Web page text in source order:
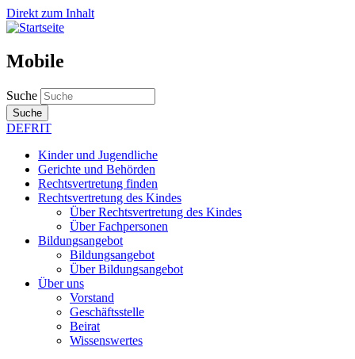
Direkt zum Inhalt
Mobile
Suche
Suche
DEFRIT
Kinder und Jugendliche
Gerichte und Behörden
Rechtsvertretung finden
Rechtsvertretung des Kindes
Über Rechtsvertretung des Kindes
Über Fachpersonen
Bildungsangebot
Bildungsangebot
Über Bildungsangebot
Über uns
Vorstand
Geschäftsstelle
Beirat
Wissenswertes